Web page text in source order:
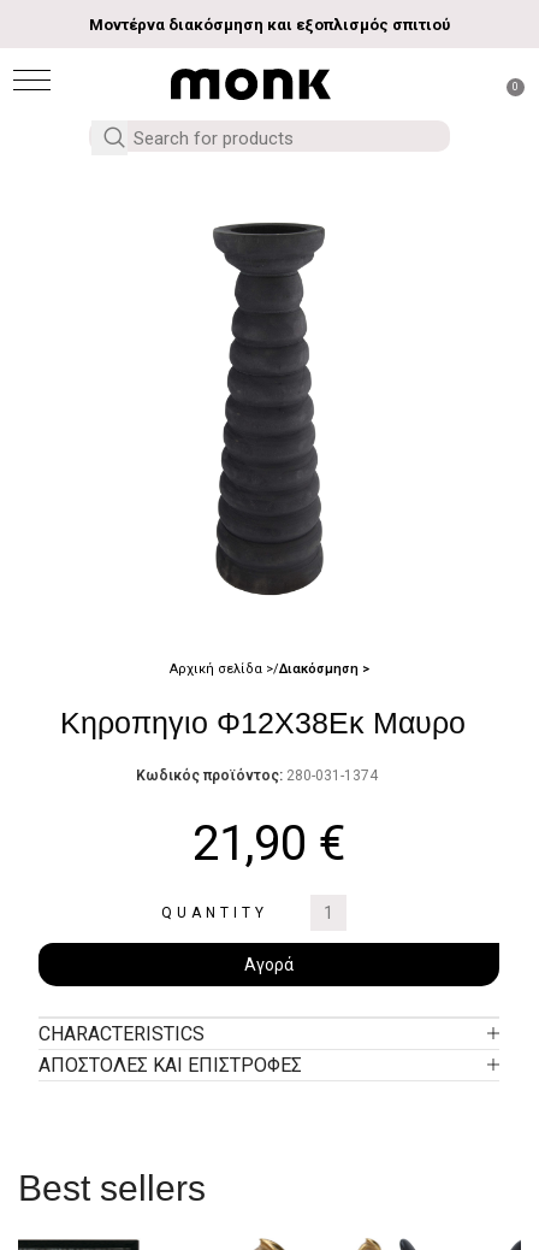
Μοντέρνα διακόσμηση και εξοπλισμός σπιτιού
0
Αρχική σελίδα Διακόσμηση
Κηροπηγιο Φ12Χ38Εκ Μαυρο
Κωδικός προϊόντος: 280-031-1374
21,90 €
QUANTITY
Αγορά
CHARACTERISTICS
ΑΠΟΣΤΟΛΕΣ ΚΑΙ ΕΠΙΣΤΡΟΦΕΣ
Best sellers